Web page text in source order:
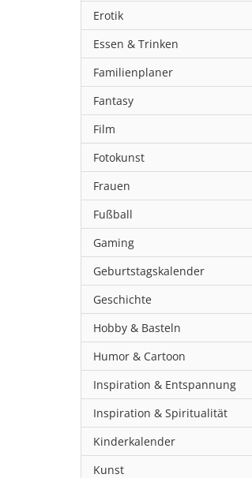
Erotik
Essen & Trinken
Familienplaner
Fantasy
Film
Fotokunst
Frauen
Fußball
Gaming
Geburtstagskalender
Geschichte
Hobby & Basteln
Humor & Cartoon
Inspiration & Entspannung
Inspiration & Spiritualität
Kinderkalender
Kunst